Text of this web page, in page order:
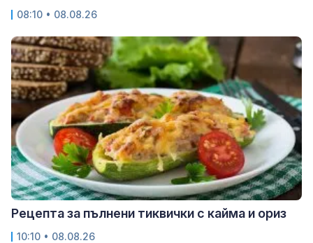
08:10 • 08.08.26
Рецепта за пълнени тиквички с кайма и ориз
10:10 • 08.08.26